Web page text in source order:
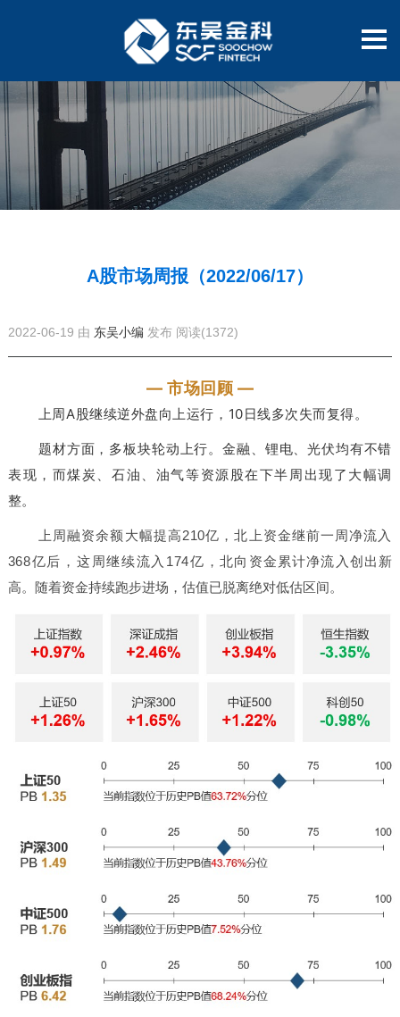
A股市场周报（2022/06/17）
2022-06-19 由 东吴小编 发布 阅读(1372)
— 市场回顾 —
上周A股继续逆外盘向上运行，10日线多次失而复得。
题材方面，多板块轮动上行。金融、锂电、光伏均有不错
表现，而煤炭、石油、油气等资源股在下半周出现了大幅调
整。
上周融资余额大幅提高210亿，北上资金继前一周净流入
368亿后，这周继续流入174亿，北向资金累计净流入创出新
高。随着资金持续跑步进场，估值已脱离绝对低估区间。